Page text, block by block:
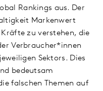
Rankings aus. Der
Markenwert
zu verstehen, die
Verbraucher*innen
Sektors. Dies
bedeutsam
falschen Themen auf